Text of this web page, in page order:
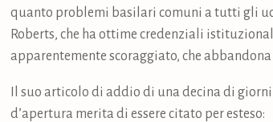
quanto problemi basilari comuni a tutti gli
Roberts, che ha ottime credenziali
apparentemente scoraggiato, che
Il suo articolo di addio di una decina di
d’apertura merita di essere citato per esteso: